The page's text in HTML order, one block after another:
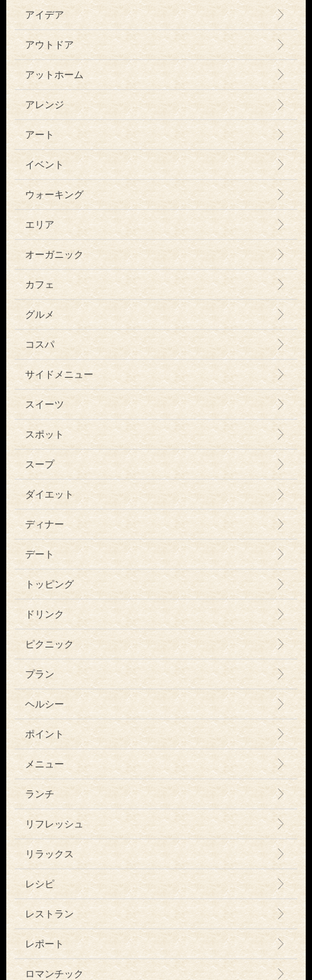
アイデア
アウトドア
アットホーム
アレンジ
アート
イベント
ウォーキング
エリア
オーガニック
カフェ
グルメ
コスパ
サイドメニュー
スイーツ
スポット
スープ
ダイエット
ディナー
デート
トッピング
ドリンク
ピクニック
プラン
ヘルシー
ポイント
メニュー
ランチ
リフレッシュ
リラックス
レシピ
レストラン
レポート
ロマンチック